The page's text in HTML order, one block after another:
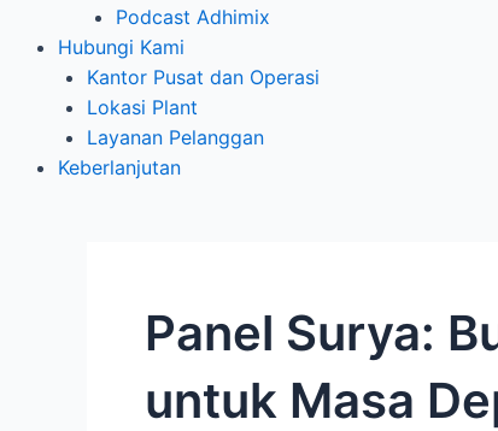
Podcast Adhimix
Hubungi Kami
Kantor Pusat dan Operasi
Lokasi Plant
Layanan Pelanggan
Keberlanjutan
Panel Surya:
untuk Masa